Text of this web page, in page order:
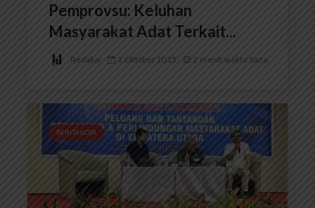
Pemprovsu: Keluhan
Masyarakat Adat Terkait...
Redaksi 2 Oktober 2025 2 menit waktu baca
BERITA KOTA